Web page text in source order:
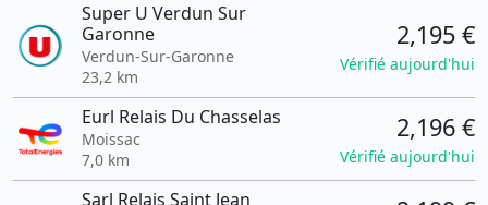
Super U Verdun Sur
Garonne
Verdun-Sur-Garonne
23,2 km
2,195 €
Vérifié aujourd'hui
Eurl Relais Du Chasselas
Moissac
7,0 km
2,196 €
Vérifié aujourd'hui
Sarl Relais Saint Jean